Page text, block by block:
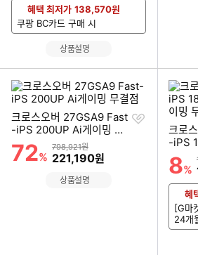
혜택 최저가 138,570원
쿠팡 BC카드 구매 시
상품설명
크로스오버 27GSA9 Fast
-iPS 200UP Ai게이밍 무
결점
할인률
72%
상품금액
798,921원
할인금액
221,190원
찜
상품설명
크로
-iPS
Ai 게
할인률
8%
혜
[G마
24개